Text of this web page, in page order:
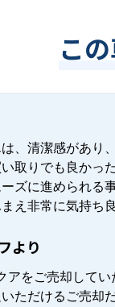
こ
、清潔感があり
取りでも良かっ
ズに進められる
え非常に気持ち
より
アをご売却して
ただけるご売却